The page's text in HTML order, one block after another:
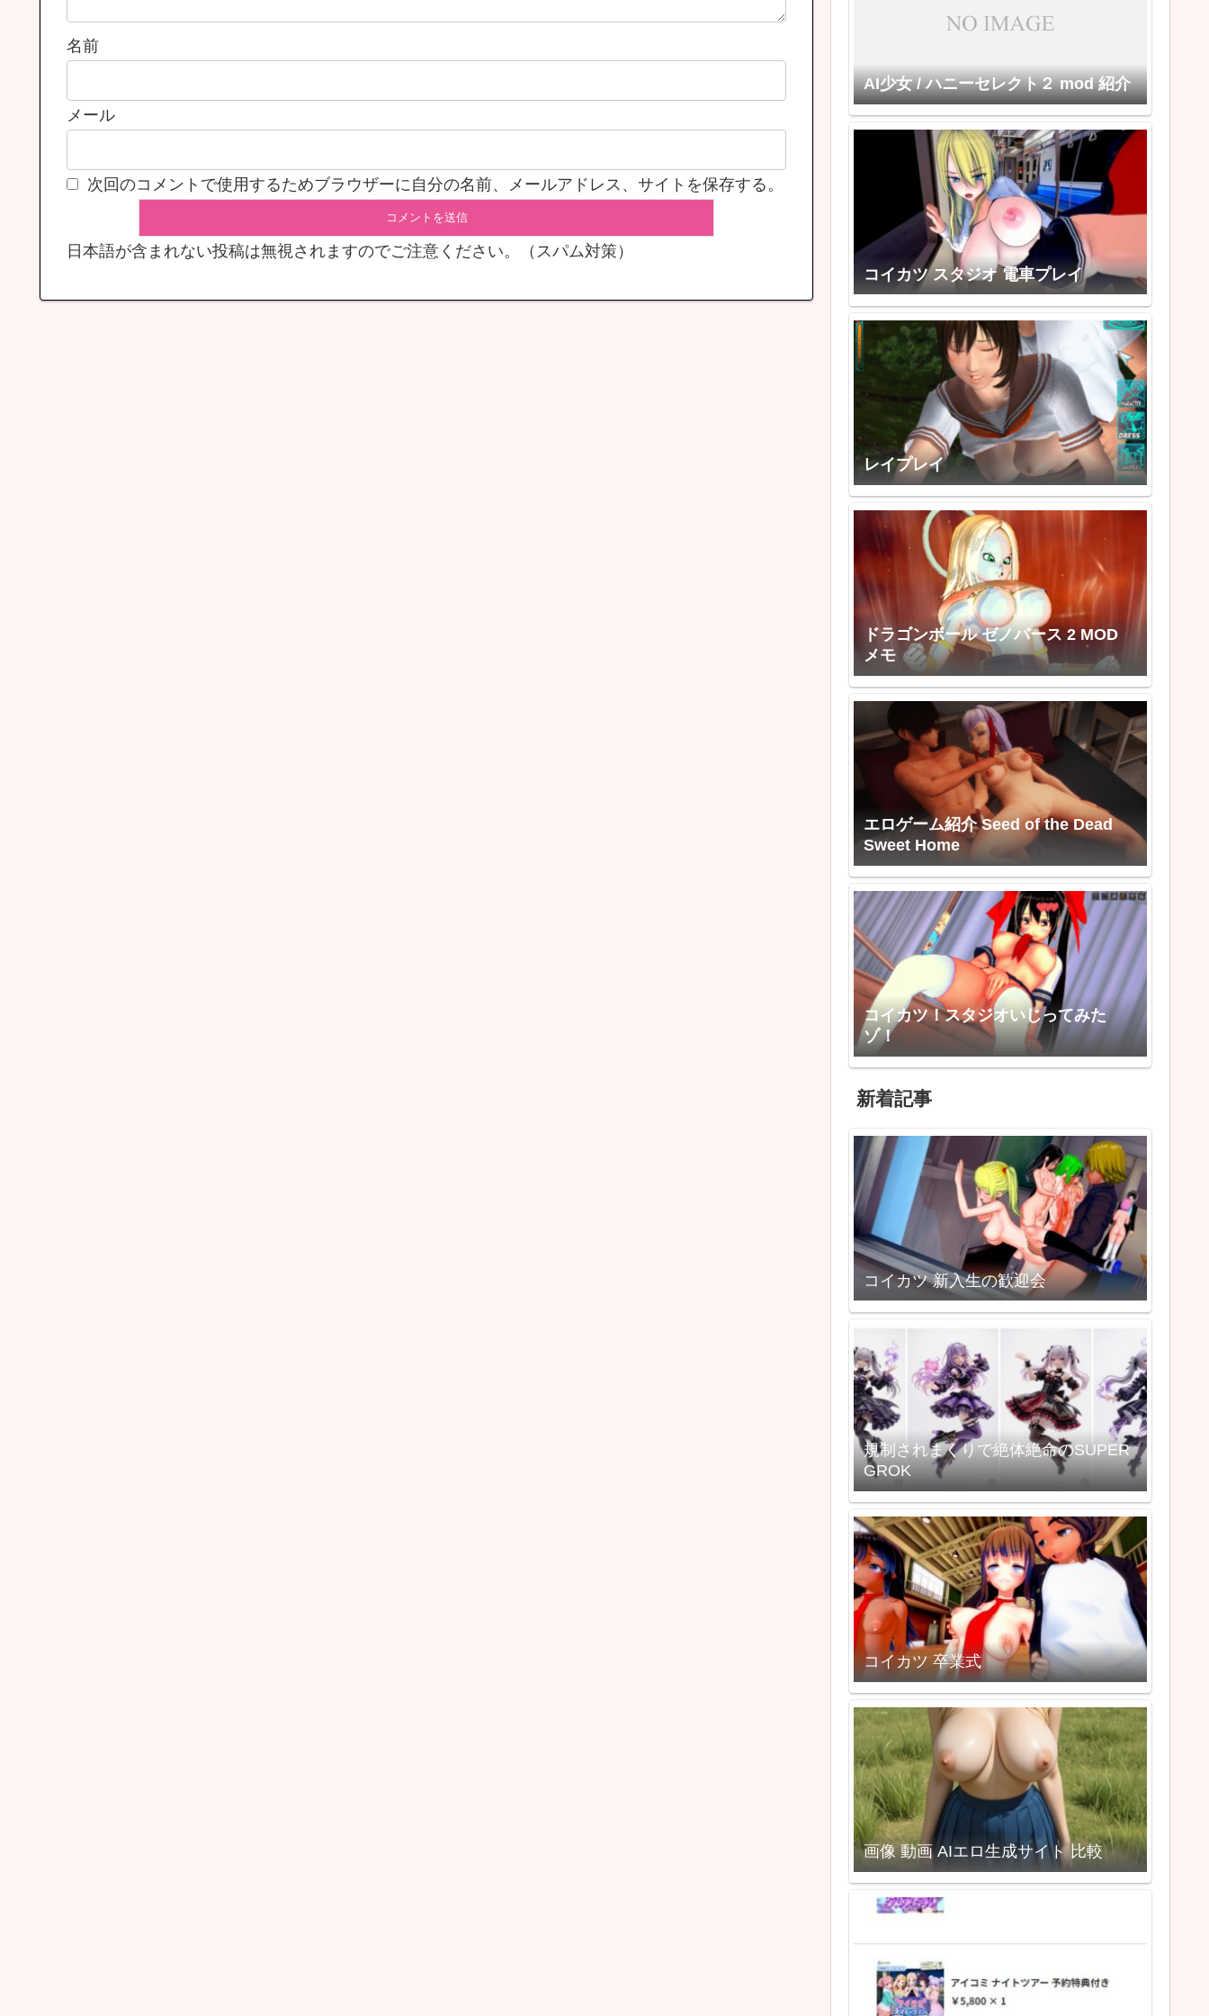
名前
メール
次回のコメントで使用するためブラウザーに自分の名前、メールアドレス、サイトを保存する。
日本語が含まれない投稿は無視されますのでご注意ください。（スパム対策）
AI少女 / ハニーセレクト２ mod 紹介
コイカツ スタジオ 電車プレイ
レイプレイ
ドラゴンボール ゼノバース 2 MOD
メモ
エロゲーム紹介 Seed of the Dead
Sweet Home
コイカツ！スタジオいじってみた
ゾ！
新着記事
コイカツ 新入生の歓迎会
規制されまくりで絶体絶命のSUPER
GROK
コイカツ 卒業式
画像 動画 AIエロ生成サイト 比較